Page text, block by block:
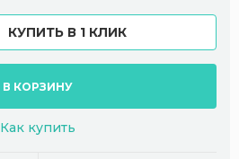
КУПИТЬ В 1 КЛИК
В КОРЗИНУ
Как купить